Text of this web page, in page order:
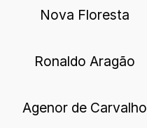
Nova Floresta
Ronaldo Aragão
Agenor de Carvalho